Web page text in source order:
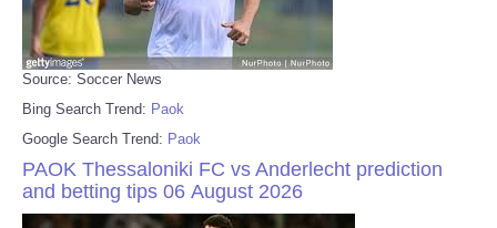
Source: Soccer News
Bing Search Trend: Paok
Google Search Trend: Paok
PAOK Thessaloniki FC vs Anderlecht prediction
and betting tips 06 Аugust 2026